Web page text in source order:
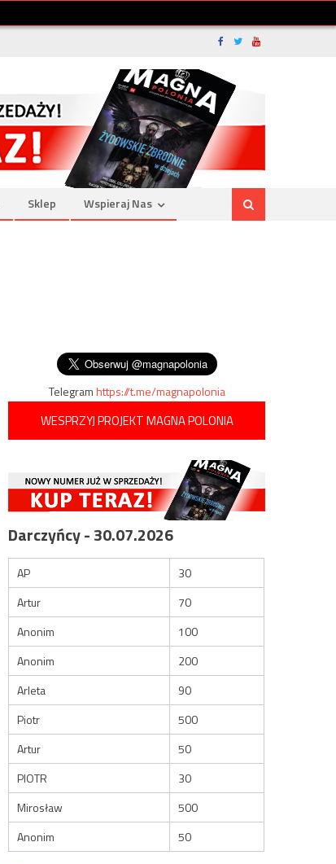
Sklep Wspieraj Nas
Telegramhttps://t.me/magnapolonia
WESPRZYJ PROJEKT MAGNA POLONIA
Darczyńcy - 30.07.2026
AP
30
Artur
70
Anonim
100
Anonim
200
Arleta
90
Piotr
500
Artur
50
PIOTR
30
Mirosław
500
Anonim
50